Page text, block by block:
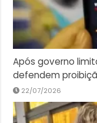
Após governo
defendem
22/07/2026